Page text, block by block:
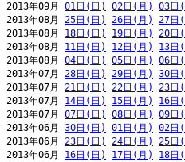
2013年09月 01日(日) 02日(月) 03日
2013年08月 25日(日) 26日(月) 27日
2013年08月 18日(日) 19日(月) 20日
2013年08月 11日(日) 12日(月) 13日
2013年08月 04日(日) 05日(月) 06日
2013年07月 28日(日) 29日(月) 30日
2013年07月 21日(日) 22日(月) 23日
2013年07月 14日(日) 15日(月) 16日
2013年07月 07日(日) 08日(月) 09日
2013年06月 30日(日) 01日(月) 02日
2013年06月 23日(日) 24日(月) 25日
2013年06月 16日(日) 17日(月) 18日